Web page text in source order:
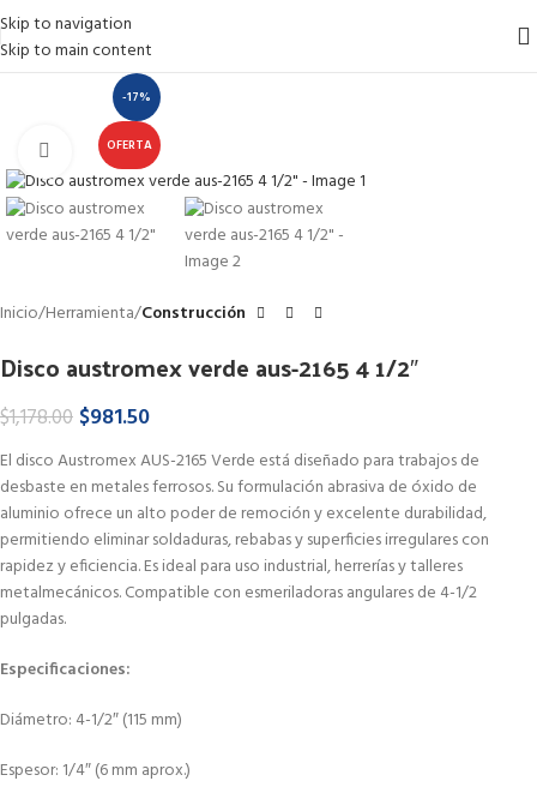
Skip to navigation
Skip to main content
-17%
OFERTA
Haga Click para agrandar
Inicio Herramienta Construcción
Disco austromex verde aus-2165 4 1/2″
$1,178.00 $981.50
El disco Austromex AUS-2165 Verde está diseñado para trabajos de
desbaste en metales ferrosos. Su formulación abrasiva de óxido de
aluminio ofrece un alto poder de remoción y excelente durabilidad,
permitiendo eliminar soldaduras, rebabas y superficies irregulares con
rapidez y eficiencia. Es ideal para uso industrial, herrerías y talleres
metalmecánicos. Compatible con esmeriladoras angulares de 4-1/2
pulgadas.
Especificaciones:
Diámetro: 4-1/2″ (115 mm)
Espesor: 1/4″ (6 mm aprox.)